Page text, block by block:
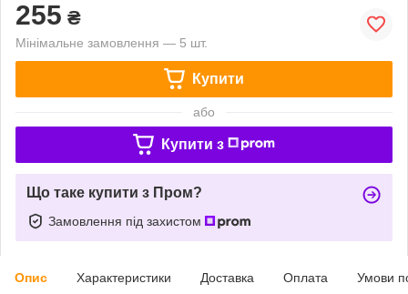
255 ₴
Мінімальне замовлення — 5 шт.
Купити
або
Купити з
Що таке купити з Пром?
Замовлення під захистом
Опис Характеристики Доставка Оплата Умови